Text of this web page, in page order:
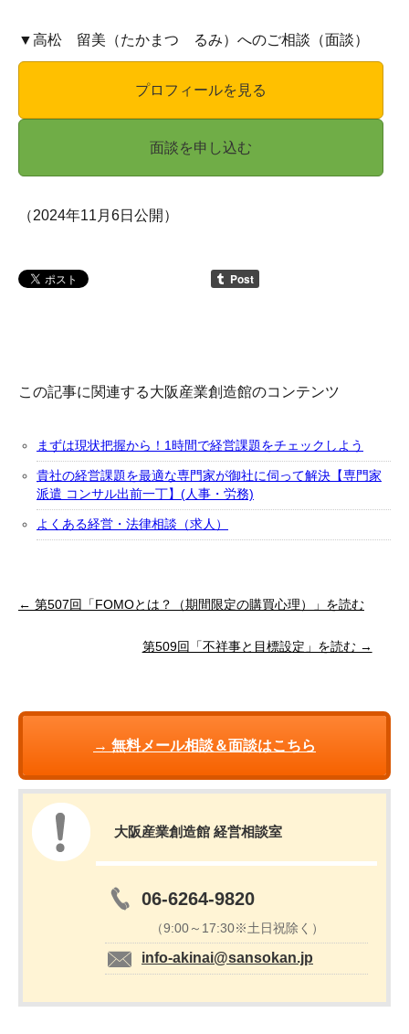
▼高松 留美（たかまつ るみ）へのご相談（面談）
プロフィールを見る
面談を申し込む
（2024年11月6日公開）
この記事に関連する大阪産業創造館のコンテンツ
まずは現状把握から！1時間で経営課題をチェックしよう
貴社の経営課題を最適な専門家が御社に伺って解決【専門家
派遣 コンサル出前一丁】(人事・労務)
よくある経営・法律相談（求人）
← 第507回「FOMOとは？（期間限定の購買心理）」を読む
第509回「不祥事と目標設定」を読む →
→ 無料メール相談＆面談はこちら
大阪産業創造館 経営相談室
06-6264-9820
（9:00～17:30※土日祝除く）
info-akinai@sansokan.jp